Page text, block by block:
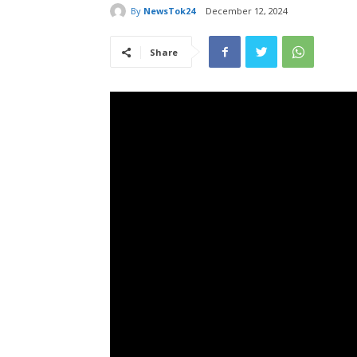
By NewsTok24 December 12, 2024
Share